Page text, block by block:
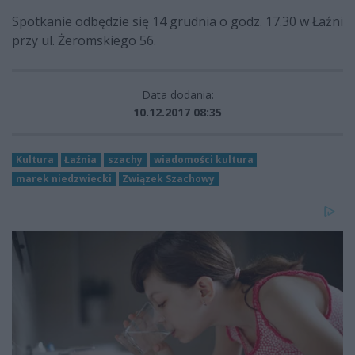
Spotkanie odbędzie się 14 grudnia o godz. 17.30 w Łaźni
przy ul. Żeromskiego 56.
Data dodania:
10.12.2017 08:35
Kultura Łaźnia szachy
wiadomości kultura
marek niedzwiecki
Związek Szachowy